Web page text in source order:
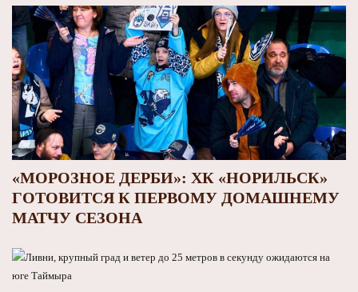
«МОРОЗНОЕ ДЕРБИ»: ХК «НОРИЛЬСК»
ГОТОВИТСЯ К ПЕРВОМУ ДОМАШНЕМУ
МАТЧУ СЕЗОНА